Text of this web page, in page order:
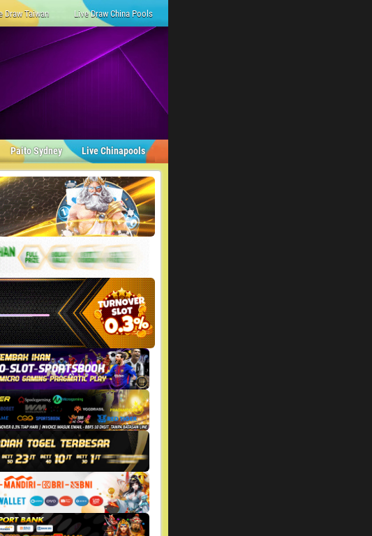
Draw Taiwan Live Draw China Pools
Paito Sydney Live Chinapools